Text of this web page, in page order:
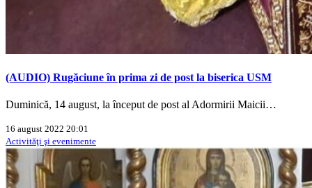
(AUDIO) Rugăciune în prima zi de post la biserica USM
Duminică, 14 august, la început de post al Adormirii Maicii…
16 august 2022 20:01
Activităţi şi evenimente